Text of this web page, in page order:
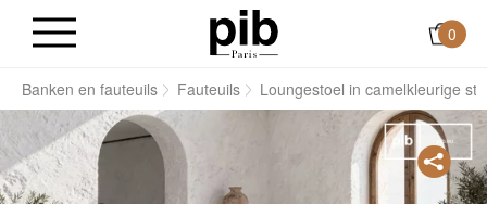
0
Banken en fauteuils Fauteuils Loungestoel in camelkleurige